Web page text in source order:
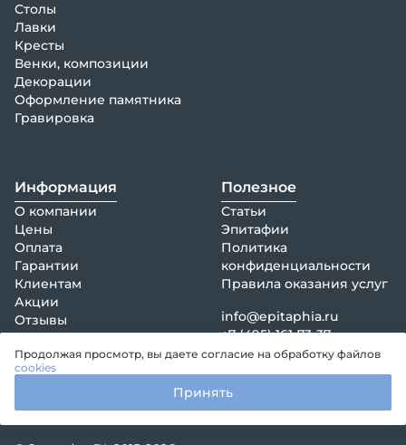
Столы
Лавки
Кресты
Венки, композиции
Декорации
Оформление памятника
Гравировка
Информация
О компании
Цены
Оплата
Гарантии
Клиентам
Акции
Отзывы
Контакты
Полезное
Статьи
Эпитафии
Политика
конфиденциальности
Правила оказания услуг
info@epitaphia.ru
+7 (495) 161-73-37
Продолжая просмотр, вы даете согласие на обработку файлов
cookies
Принять